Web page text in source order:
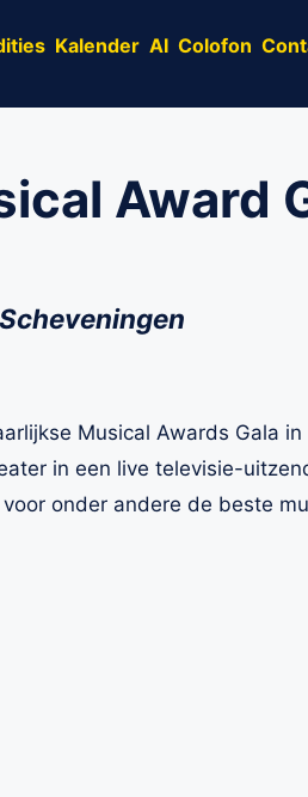
Kalender AI Colofon
Award
Musical Awards Gala in
in een live televisie-
onder andere de beste